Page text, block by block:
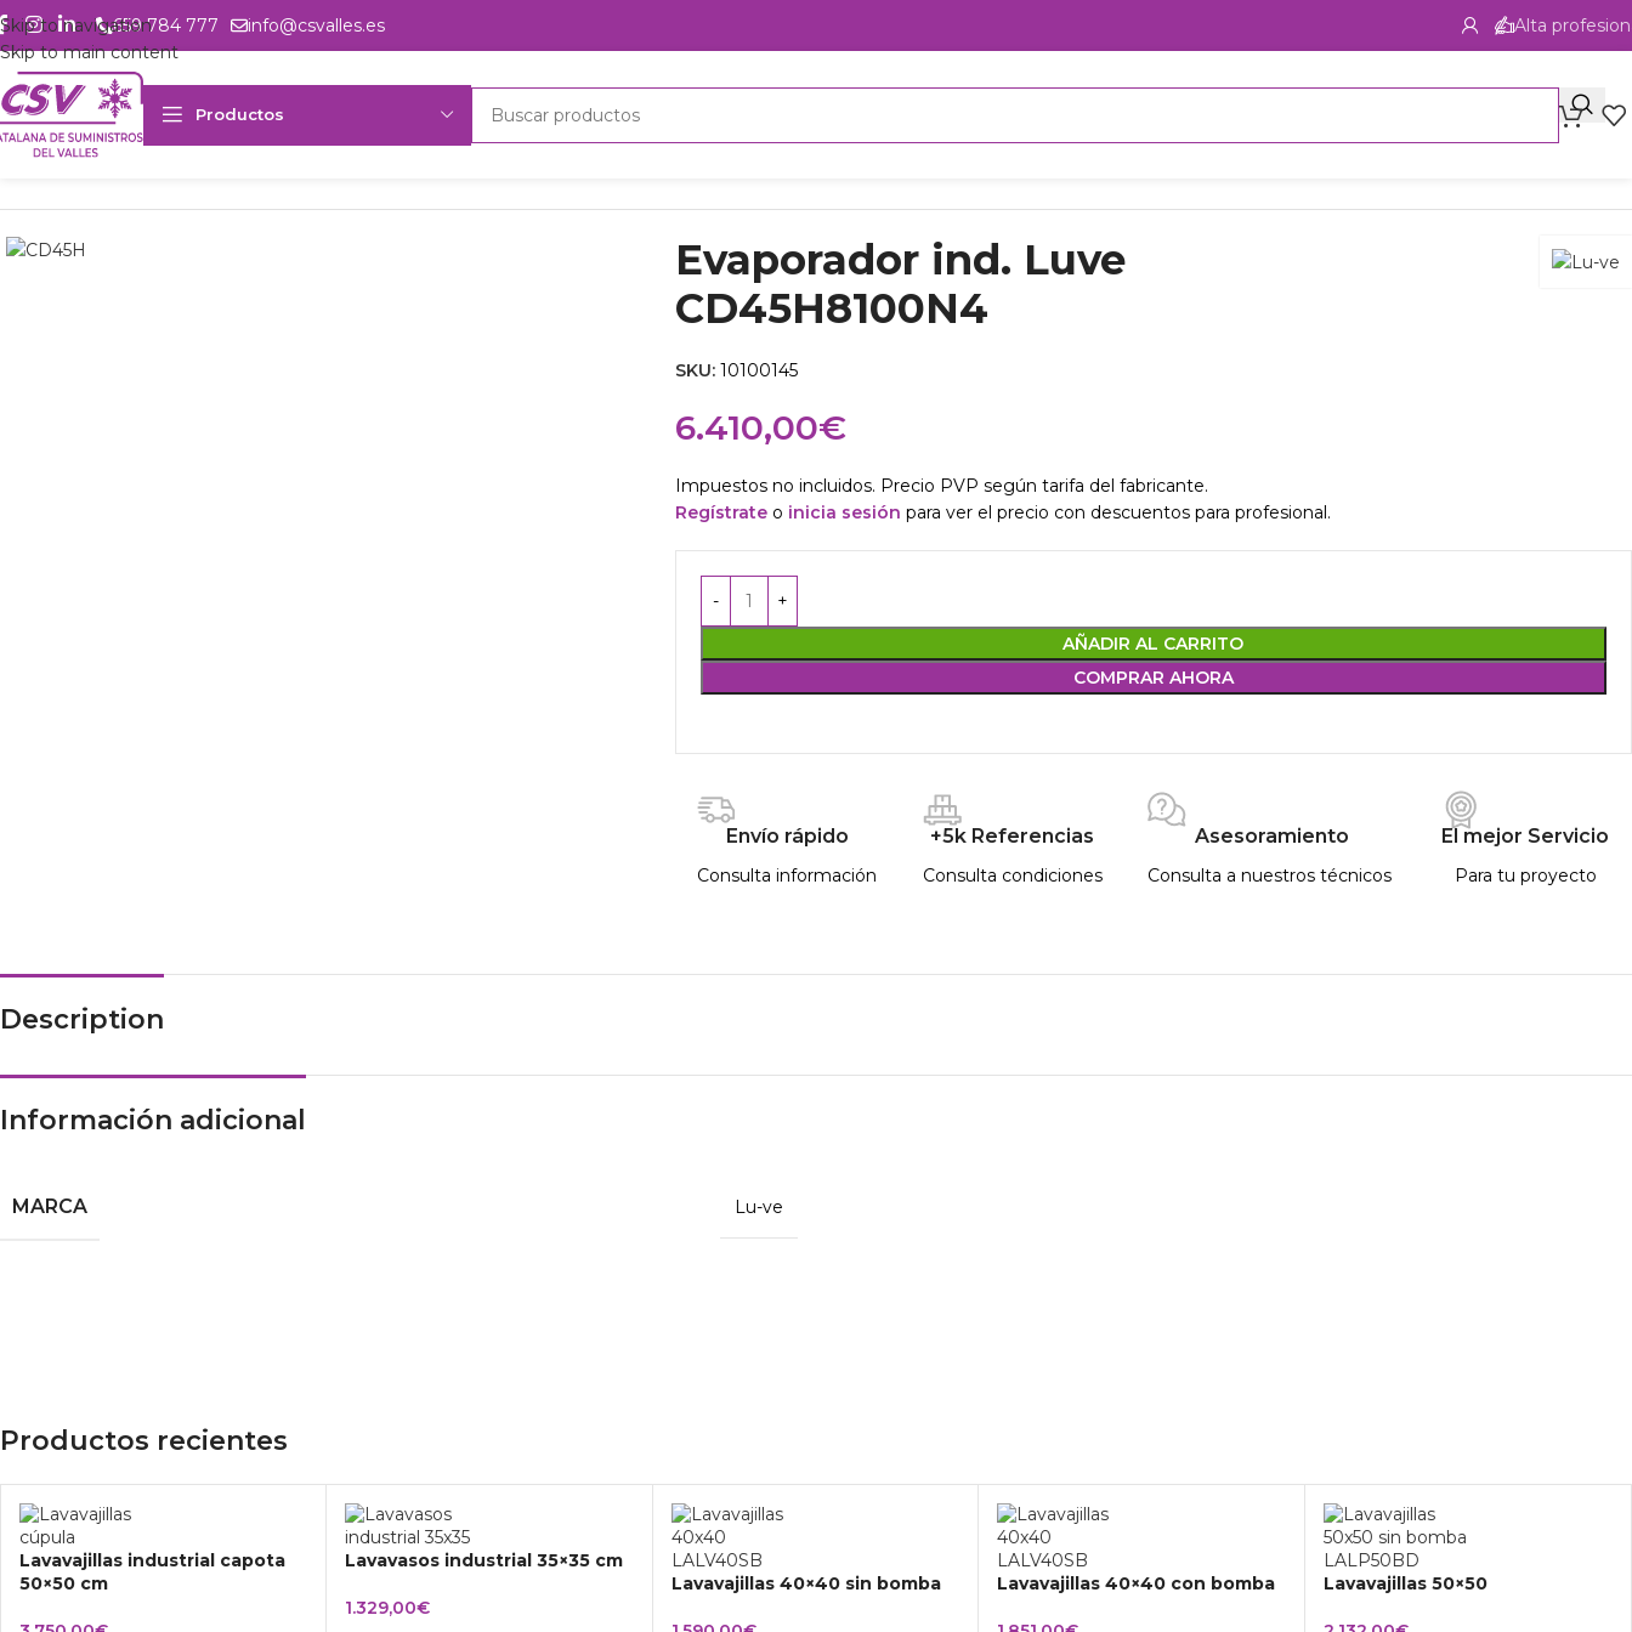
Skip to navigation
Skip to main content
659 784 777 info@csvalles.es Alta
Productos
Inicio Productos
Evaporador ind. Luve
CD45H8100N4
SKU: 10100145
6.410,00€
Impuestos no incluidos. Precio PVP según tarifa del fabricante.
Regístrateo inicia sesión para ver el precio con descuentos para profesional.
AÑADIR AL CARRITO
COMPRAR AHORA
Envío rápido
Consulta información
+5k Referencias
Consulta condiciones
Asesoramiento
Consulta a nuestros técnicos
El mejor Servicio
Para tu proyecto
Description
Información adicional
MARCA Lu-ve
Productos recientes
Lavavajillas industrial capota
50×50 cm
Lavavasos industrial 35×35 cm
1.329,00€
Lavavajillas 40×40 sin bomba Lavavajillas 40×40 con bomba Lavavajillas 50×50